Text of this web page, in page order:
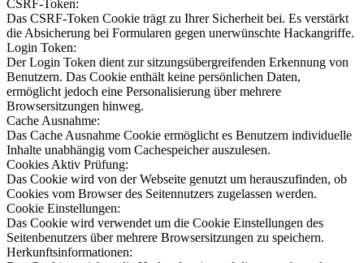
CSRF-Token:
Das CSRF-Token Cookie trägt zu Ihrer Sicherheit bei. Es verstärkt
die Absicherung bei Formularen gegen unerwünschte Hackangriffe.
Login Token:
Der Login Token dient zur sitzungsübergreifenden Erkennung von
Benutzern. Das Cookie enthält keine persönlichen Daten,
ermöglicht jedoch eine Personalisierung über mehrere
Browsersitzungen hinweg.
Cache Ausnahme:
Das Cache Ausnahme Cookie ermöglicht es Benutzern individuelle
Inhalte unabhängig vom Cachespeicher auszulesen.
Cookies Aktiv Prüfung:
Das Cookie wird von der Webseite genutzt um herauszufinden, ob
Cookies vom Browser des Seitennutzers zugelassen werden.
Cookie Einstellungen:
Das Cookie wird verwendet um die Cookie Einstellungen des
Seitenbenutzers über mehrere Browsersitzungen zu speichern.
Herkunftsinformationen: